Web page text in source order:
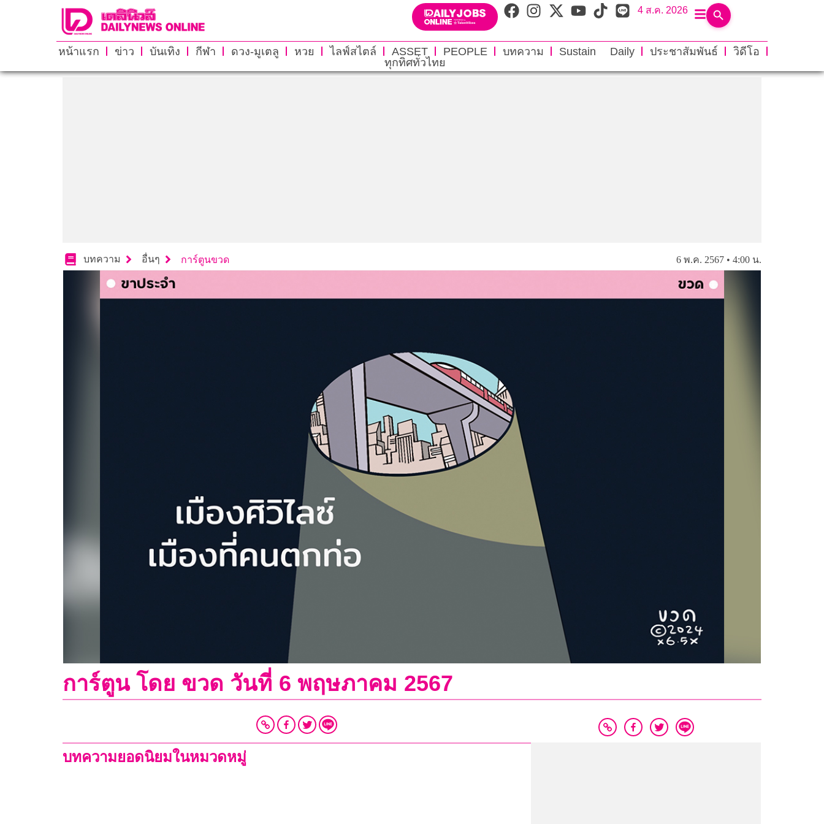
4 ส.ค. 2026
หน้าแรก ข่าว บันเทิง กีฬา ดวง-มูเตลู หวย ไลฟ์สไตล์ ASSET PEOPLE บทความ Sustain Daily ประชาสัมพันธ์
วิดีโอ
ทุกทิศทั่วไทย
บทความ อื่นๆ การ์ตูนขวด 6 พ.ค. 2567 • 4:00 น.
การ์ตูน โดย ขวด วันที่ 6 พฤษภาคม 2567
บทความยอดนิยมในหมวดหมู่